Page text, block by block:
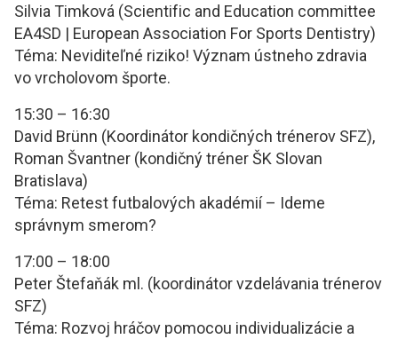
Silvia Timková (Scientific and Education committee
EA4SD | European Association For Sports Dentistry)
Téma: Neviditeľné riziko! Význam ústneho zdravia
vo vrcholovom športe.
15:30 – 16:30
David Brünn (Koordinátor kondičných trénerov SFZ),
Roman Švantner (kondičný tréner ŠK Slovan
Bratislava)
Téma: Retest futbalových akadémií – Ideme
správnym smerom?
17:00 – 18:00
Peter Štefaňák ml. (koordinátor vzdelávania trénerov
SFZ)
Téma: Rozvoj hráčov pomocou individualizácie a